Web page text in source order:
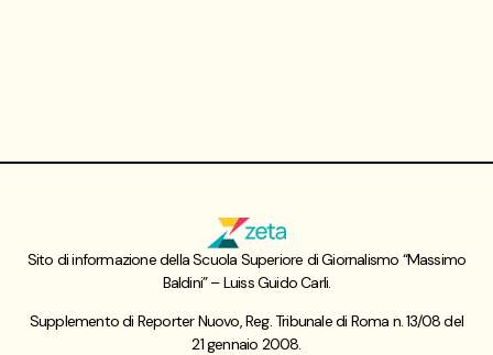
Sito di informazione della Scuola Superiore di Giornalismo “Massimo
Baldini” – Luiss Guido Carli.
Supplemento di Reporter Nuovo, Reg. Tribunale di Roma n. 13/08 del
21 gennaio 2008.